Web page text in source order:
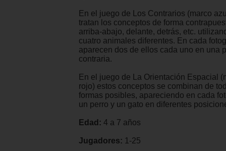
En el juego de Los Contrarios (marco
tratan los conceptos de forma
arriba-abajo, delante, detrás, etc.
cuatro animales diferentes. En cada
aparecen dos de ellos cada uno en una
contraria.
En el juego de La Orientación Espacial
rojo) estos conceptos se combinan de
formas posibles, apareciendo en cada
un perro y un gato en diferentes
Edad: 4 a 7 años
Jugadores: 1-25